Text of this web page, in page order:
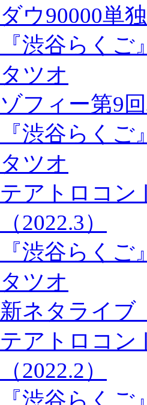
ダウ90000単
『渋谷らく
タツオ
ゾフィー第9
『渋谷らく
タツオ
テアトロコ
（2022.3）
『渋谷らく
タツオ
新ネタライブ
テアトロコ
（2022.2）
『渋谷らく